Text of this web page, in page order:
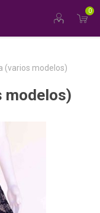
0
(varios modelos)
modelos)